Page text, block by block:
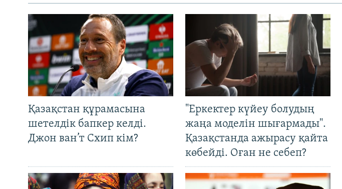
Қазақстан құрамасына
шетелдік бапкер келді.
Джон ван’т Схип кім?
"Еркектер күйеу болудың
жаңа моделін шығармады".
Қазақстанда ажырасу қайта
көбейді. Оған не себеп?